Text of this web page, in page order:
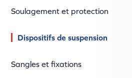
Soulagement et protection
Dispositifs de suspension
Sangles et fixations